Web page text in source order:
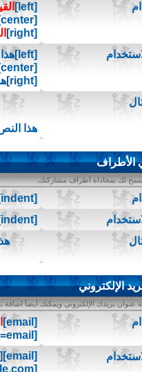
[left]
[center]
[right]
[left]هذا النص باتجاه اليسار[/left]
[center]هذا النص بالوسط[/center]
[right]هذا النص باتجاه اليمين[/right]
هذا
الأطراف
لك بمحاذاة أطراف مشاركتك.
[indent]
[indent]هذا النص متساوي الأطراف[/indent]
الإلكتروني
عنوان بريدك الإلكتروني ويمكنك أيضآ اضافة
[email]
[email=
[email]j.doe@example.com[/email]
[email=j.doe@example.com]اضغط هنا لمراسلتي بريدياً[/email]